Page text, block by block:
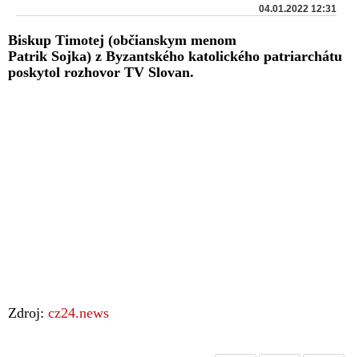
04.01.2022 12:31
Biskup Timotej (občianskym menom
Patrik Sojka) z Byzantského katolického patriarchátu
poskytol rozhovor TV Slovan.
Zdroj: cz24.news